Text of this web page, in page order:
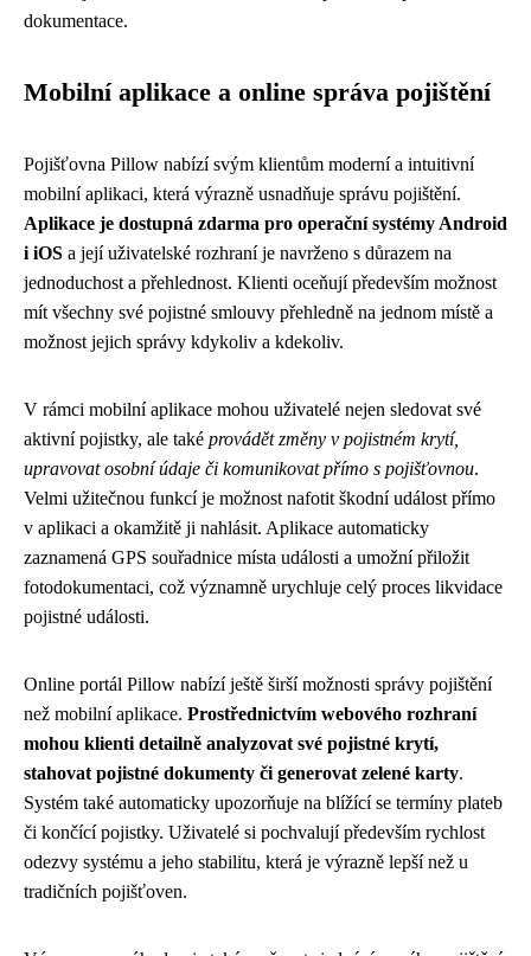
dokumentace.
Mobilní aplikace a online správa pojištění
Pojišťovna Pillow nabízí svým klientům moderní a intuitivní
mobilní aplikaci, která výrazně usnadňuje správu pojištění.
Aplikace je dostupná zdarma pro operační systémy Android
i iOS a její uživatelské rozhraní je navrženo s důrazem na
jednoduchost a přehlednost. Klienti oceňují především možnost
mít všechny své pojistné smlouvy přehledně na jednom místě a
možnost jejich správy kdykoliv a kdekoliv.
V rámci mobilní aplikace mohou uživatelé nejen sledovat své
aktivní pojistky, ale také provádět změny v pojistném krytí,
upravovat osobní údaje či komunikovat přímo s pojišťovnou.
Velmi užitečnou funkcí je možnost nafotit škodní událost přímo
v aplikaci a okamžitě ji nahlásit. Aplikace automaticky
zaznamená GPS souřadnice místa události a umožní přiložit
fotodokumentaci, což významně urychluje celý proces likvidace
pojistné události.
Online portál Pillow nabízí ještě širší možnosti správy pojištění
než mobilní aplikace. Prostřednictvím webového rozhraní
mohou klienti detailně analyzovat své pojistné krytí,
stahovat pojistné dokumenty či generovat zelené karty.
Systém také automaticky upozorňuje na blížící se termíny plateb
či končící pojistky. Uživatelé si pochvalují především rychlost
odezvy systému a jeho stabilitu, která je výrazně lepší než u
tradičních pojišťoven.